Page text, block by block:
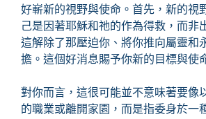
好嶄新的視野與使命。首先，新的視
己是因著耶穌和祂的作為得救，而非
這解除了那壓迫你、將你推向屬靈和
擔。這個好消息賜予你新的目標與使
對你而言，這很可能並不意味著要像
的職業或離開家園，而是指委身於一